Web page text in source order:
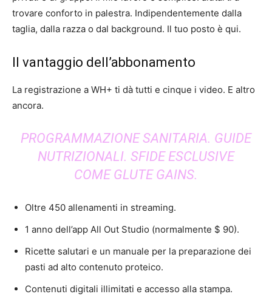
trovare conforto in palestra. Indipendentemente dalla
taglia, dalla razza o dal background. Il tuo posto è qui.
Il vantaggio dell’abbonamento
La registrazione a WH+ ti dà tutti e cinque i video. E altro
ancora.
PROGRAMMAZIONE SANITARIA. GUIDE
NUTRIZIONALI. SFIDE ESCLUSIVE
COME GLUTE GAINS.
Oltre 450 allenamenti in streaming.
1 anno dell’app All Out Studio (normalmente $ 90).
Ricette salutari e un manuale per la preparazione dei
pasti ad alto contenuto proteico.
Contenuti digitali illimitati e accesso alla stampa.